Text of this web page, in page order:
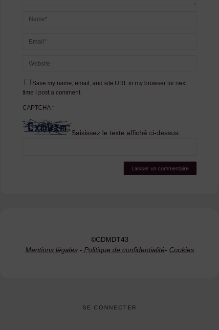
Save my name, email, and site URL in my browser for next
time I post a comment.
CAPTCHA*
Saisissez le texte affiché ci-dessus:
©CDMDT43
Mentions légales- Politique de confidentialité- Cookies
SE CONNECTER